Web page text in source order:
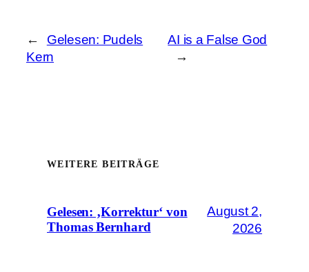
←
Gelesen: Pudels
Kern
AI is a False God
→
WEITERE BEITRÄGE
Gelesen: ‚Korrektur‘ von
Thomas Bernhard
August 2,
2026